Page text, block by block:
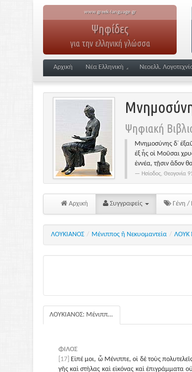
www.greek-language.gr
Ψηφίδες
για την ελληνική γλώσσα
Αρχική Νέα Ελληνική Νεοελλ.
Ψηφιακή
Μνημοσύνης δ᾽
ἐξ ἧς οἱ Μοῦσαι
ἐννέα, τῇσιν ἅδον
Ησίοδος, Θεογονία
Αρχική Συγγραφείς Γένη /
ΛΟΥΚΙΑΝΟΣ / Μένιππος ἢ Νεκυομαντεία / ΛΟΥΚ
ΛΟΥΚΙΑΝΟΣ: Μένιππος ἢ Νεκυομαντεία
ΦΙΛΟΣ
[17] Εἰπέ μοι, ὦ Μένιππε, οἱ δὲ τοὺς
γῆς καὶ στήλας καὶ εἰκόνας καὶ ἐπιγράμματα